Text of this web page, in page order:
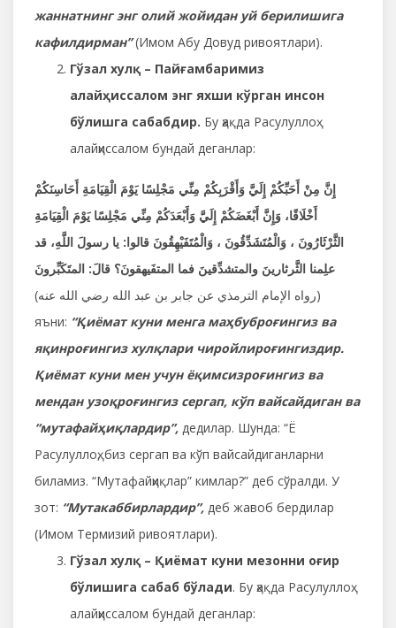
жаннатнинг энг олий жойидан уй берилишига
кафилдирман”(Имом Абу Довуд ривоятлари).
Гўзал хулқ – Пайғамбаримиз
алайҳиссалом энг яхши кўрган инсон
бўлишга сабабдир. Бу ҳақда Расулуллоҳ
алайҳиссалом бундай деганлар:
إِنَّ مِنْ أَحَبِّكُمْ إِلَيَّ وَأَقْرَبِكُمْ مِنِّي مَجْلِسًا يَوْمَ الْقِيَامَةِ أَحَاسِنَكُمْ
أَخْلَاقًا، وَإِنَّ أَبْغَضَكُمْ إِلَيَّ وَأَبْعَدَكُمْ مِنِّي مَجْلِسًا يَوْمَ الْقِيَامَةِ
الثَّرْثَارُونَ ، وَالْمُتَشَدِّقُونَ ، وَالْمُتَفَيْهِقُونَ قالوا: يا رسولَ اللَّهِ، قد
علِمنا الثَّرثارينَ والمتشدِّقينَ فما المتفَيهقونَ؟ قالَ: المتَكَبِّرونَ
(رواه الإمام الترمذي عن جابر بن عبد الله رضي الله عنه)
яъни: “Қиёмат куни менга маҳбуброғингиз ва
яқинроғингиз хулқлари чиройлироғингиздир.
Қиёмат куни мен учун ёқимсизроғингиз ва
мендан узоқроғингиз сергап, кўп вайсайдиган ва
“мутафайҳиқлардир”, дедилар. Шунда: “Ё
Расулуллоҳ, биз сергап ва кўп вайсайдиганларни
биламиз. “Мутафайҳиқлар” кимлар?” деб сўралди. У
зот: “Мутакаббирлардир”, деб жавоб бердилар
(Имом Термизий ривоятлари).
Гўзал хулқ – Қиёмат куни мезонни оғир
бўлишига сабаб бўлади. Бу ҳақда Расулуллоҳ
алайҳиссалом бундай деганлар: